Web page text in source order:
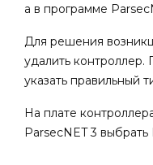
а в программе
Для решения
удалить
указать правильный
На плате
ParsecNET 3